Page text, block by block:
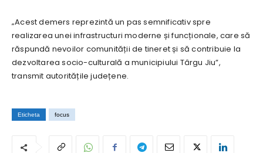
„Acest demers reprezintă un pas semnificativ spre
realizarea unei infrastructuri moderne și funcționale, care să
răspundă nevoilor comunității de tineret și să contribuie la
dezvoltarea socio-culturală a municipiului Târgu Jiu”,
transmit autoritățile județene.
Eticheta focus